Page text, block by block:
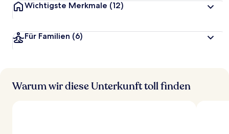
Wichtigste Merkmale (12)
Für Familien (6)
Warum wir diese Unterkunft toll finden